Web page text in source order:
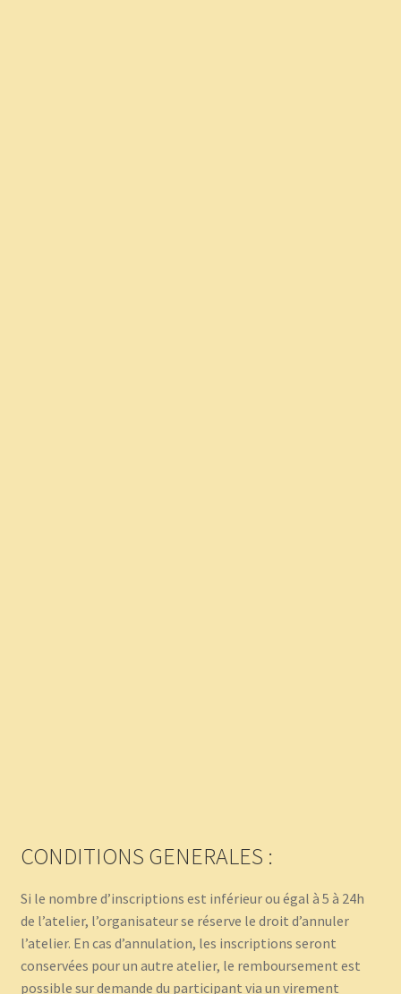
CONDITIONS GENERALES :
Si le nombre d’inscriptions est inférieur ou égal à 5 à 24h
de l’atelier, l’organisateur se réserve le droit d’annuler
l’atelier. En cas d’annulation, les inscriptions seront
conservées pour un autre atelier, le remboursement est
possible sur demande du participant via un virement